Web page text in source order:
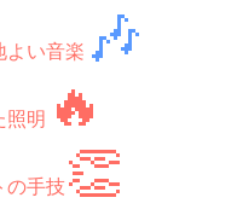
よい音楽 🎶
照明 🔥
の手技👏